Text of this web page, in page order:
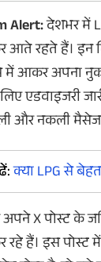
Alert:देशभर में
आते रहते हैं। इन
आकर अपना
एडवाइजरी
और नकली मैसेज
क्या LPG से
X पोस्ट के
रहे हैं। इस